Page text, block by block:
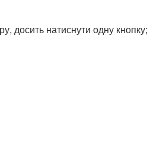
досить натиснути одну кнопку;